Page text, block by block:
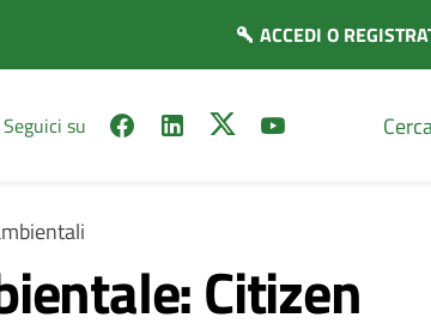
ACCEDI O
Seguici su
Citizen